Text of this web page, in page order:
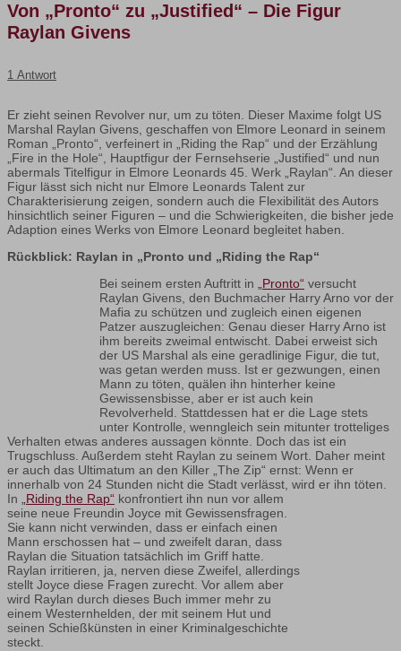
Von „Pronto“ zu „Justified“ – Die Figur
Raylan Givens
1 Antwort
Er zieht seinen Revolver nur, um zu töten. Dieser Maxime folgt US
Marshal Raylan Givens, geschaffen von Elmore Leonard in seinem
Roman „Pronto“, verfeinert in „Riding the Rap“ und der Erzählung
„Fire in the Hole“, Hauptfigur der Fernsehserie „Justified“ und nun
abermals Titelfigur in Elmore Leonards 45. Werk „Raylan“. An dieser
Figur lässt sich nicht nur Elmore Leonards Talent zur
Charakterisierung zeigen, sondern auch die Flexibilität des Autors
hinsichtlich seiner Figuren – und die Schwierigkeiten, die bisher jede
Adaption eines Werks von Elmore Leonard begleitet haben.
Rückblick: Raylan in „Pronto und „Riding the Rap“
Bei seinem ersten Auftritt in „Pronto“ versucht
Raylan Givens, den Buchmacher Harry Arno vor der
Mafia zu schützen und zugleich einen eigenen
Patzer auszugleichen: Genau dieser Harry Arno ist
ihm bereits zweimal entwischt. Dabei erweist sich
der US Marshal als eine geradlinige Figur, die tut,
was getan werden muss. Ist er gezwungen, einen
Mann zu töten, quälen ihn hinterher keine
Gewissensbisse, aber er ist auch kein
Revolverheld. Stattdessen hat er die Lage stets
unter Kontrolle, wenngleich sein mitunter trotteliges
Verhalten etwas anderes aussagen könnte. Doch das ist ein
Trugschluss. Außerdem steht Raylan zu seinem Wort. Daher meint
er auch das Ultimatum an den Killer „The Zip“ ernst: Wenn er
innerhalb von 24 Stunden nicht die Stadt verlässt, wird er ihn töten.
In „Riding the Rap“ konfrontiert ihn nun vor allem
seine neue Freundin Joyce mit Gewissensfragen.
Sie kann nicht verwinden, dass er einfach einen
Mann erschossen hat – und zweifelt daran, dass
Raylan die Situation tatsächlich im Griff hatte.
Raylan irritieren, ja, nerven diese Zweifel, allerdings
stellt Joyce diese Fragen zurecht. Vor allem aber
wird Raylan durch dieses Buch immer mehr zu
einem Westernhelden, der mit seinem Hut und
seinen Schießkünsten in einer Kriminalgeschichte
steckt.